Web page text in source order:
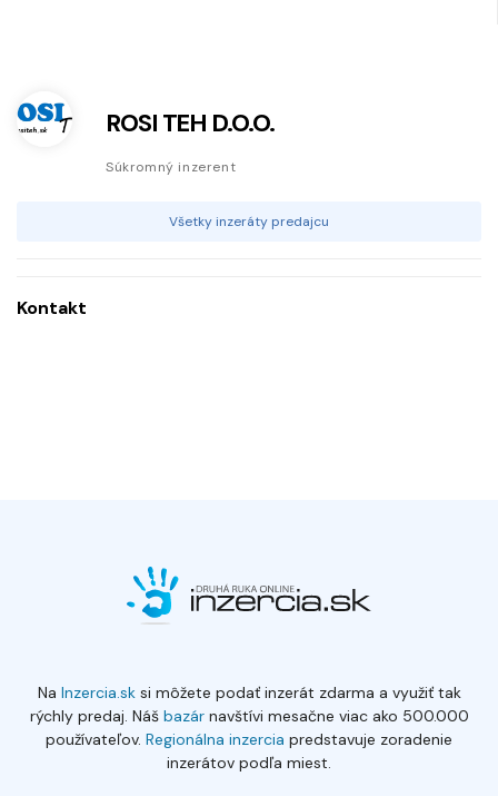
ROSI TEH D.O.O.
Súkromný inzerent
Všetky inzeráty predajcu
Kontakt
Na Inzercia.sksi môžete podať inzerát zdarma a využiť tak
rýchly predaj. Náš bazárnavštívi mesačne viac ako 500.000
používateľov. Regionálna inzercia predstavuje zoradenie
inzerátov podľa miest.